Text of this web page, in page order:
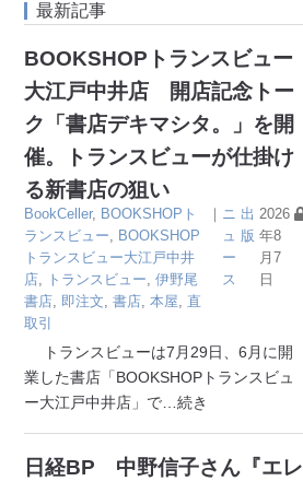
最新記事
BOOKSHOPトランスビュー
大江戸中井店 開店記念トー
ク「書店デキマシタ。」を開
催。トランスビューが仕掛け
る新書店の狙い
BookCeller, BOOKSHOPト
ランスビュー, BOOKSHOP
トランスビュー大江戸中井
店, トランスビュー,伊野尾
書店, 即注文,書店,本屋, 直
取引
｜ ニ
ュ
ー
ス
出
版
2026
年8
月7
日
トランスビューは7月29日、6月に開
業した書店「BOOKSHOPトランスビュ
ー大江戸中井店」で…続き
日経BP 中野信子さん『エレ